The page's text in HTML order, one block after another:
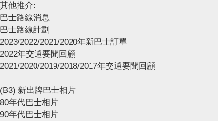
其他推介:
巴士路線消息
巴士路線計劃
2023/2022/2021/2020年新巴士訂單
2022年交通要聞回顧
2021/2020/2019/2018/2017年交通要聞回顧
(B3) 新出牌巴士相片
80年代巴士相片
90年代巴士相片